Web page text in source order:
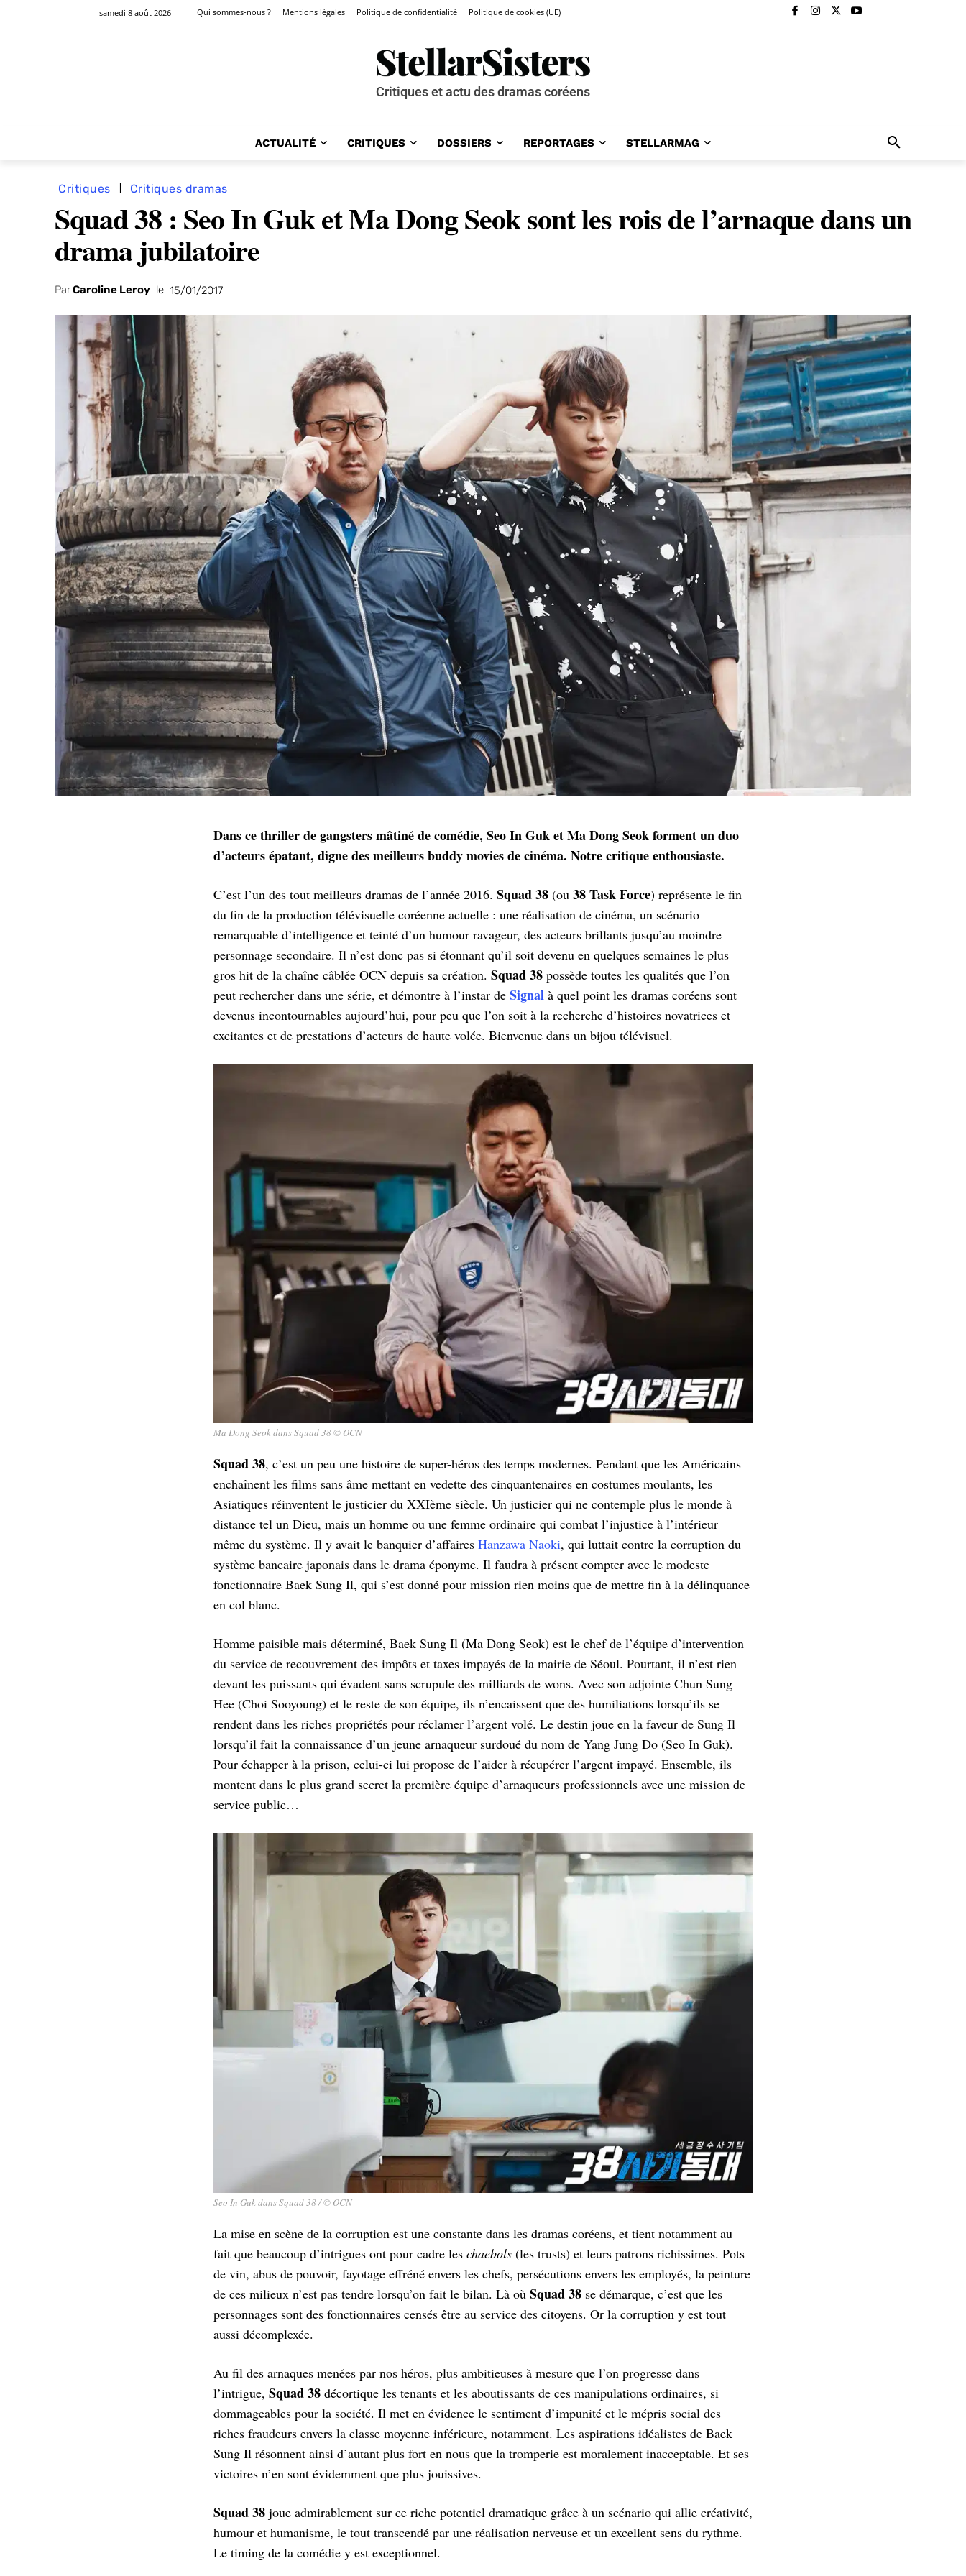
samedi 8 août 2026 Qui sommes-nous ? Mentions légales Politique de confidentialité Politique de cookies (UE)
Critiques et actu des dramas coréens
ACTUALITÉ CRITIQUES DOSSIERS REPORTAGES STELLARMAG
Critiques Critiques dramas
Squad 38 : Seo In Guk et Ma Dong Seok sont les rois de l’arnaque dans un
drama jubilatoire
ParCaroline Leroy le 15/01/2017
Dans ce thriller de gangsters mâtiné de comédie, Seo In Guk et Ma Dong Seok forment un duo
d’acteurs épatant, digne des meilleurs buddy movies de cinéma. Notre critique enthousiaste.
C’est l’un des tout meilleurs dramas de l’année 2016. Squad 38 (ou 38 Task Force) représente le fin
du fin de la production télévisuelle coréenne actuelle : une réalisation de cinéma, un scénario
remarquable d’intelligence et teinté d’un humour ravageur, des acteurs brillants jusqu’au moindre
personnage secondaire. Il n’est donc pas si étonnant qu’il soit devenu en quelques semaines le plus
gros hit de la chaîne câblée OCN depuis sa création. Squad 38 possède toutes les qualités que l’on
peut rechercher dans une série, et démontre à l’instar de Signal à quel point les dramas coréens sont
devenus incontournables aujourd’hui, pour peu que l’on soit à la recherche d’histoires novatrices et
excitantes et de prestations d’acteurs de haute volée. Bienvenue dans un bijou télévisuel.
Ma Dong Seok dans Squad 38 © OCN
Squad 38, c’est un peu une histoire de super-héros des temps modernes. Pendant que les Américains
enchaînent les films sans âme mettant en vedette des cinquantenaires en costumes moulants, les
Asiatiques réinventent le justicier du XXIème siècle. Un justicier qui ne contemple plus le monde à
distance tel un Dieu, mais un homme ou une femme ordinaire qui combat l’injustice à l’intérieur
même du système. Il y avait le banquier d’affaires Hanzawa Naoki, qui luttait contre la corruption du
système bancaire japonais dans le drama éponyme. Il faudra à présent compter avec le modeste
fonctionnaire Baek Sung Il, qui s’est donné pour mission rien moins que de mettre fin à la délinquance
en col blanc.
Homme paisible mais déterminé, Baek Sung Il (Ma Dong Seok) est le chef de l’équipe d’intervention
du service de recouvrement des impôts et taxes impayés de la mairie de Séoul. Pourtant, il n’est rien
devant les puissants qui évadent sans scrupule des milliards de wons. Avec son adjointe Chun Sung
Hee (Choi Sooyoung) et le reste de son équipe, ils n’encaissent que des humiliations lorsqu’ils se
rendent dans les riches propriétés pour réclamer l’argent volé. Le destin joue en la faveur de Sung Il
lorsqu’il fait la connaissance d’un jeune arnaqueur surdoué du nom de Yang Jung Do (Seo In Guk).
Pour échapper à la prison, celui-ci lui propose de l’aider à récupérer l’argent impayé. Ensemble, ils
montent dans le plus grand secret la première équipe d’arnaqueurs professionnels avec une mission de
service public…
Seo In Guk dans Squad 38 / © OCN
La mise en scène de la corruption est une constante dans les dramas coréens, et tient notamment au
fait que beaucoup d’intrigues ont pour cadre les chaebols (les trusts) et leurs patrons richissimes. Pots
de vin, abus de pouvoir, fayotage effréné envers les chefs, persécutions envers les employés, la peinture
de ces milieux n’est pas tendre lorsqu’on fait le bilan. Là où Squad 38 se démarque, c’est que les
personnages sont des fonctionnaires censés être au service des citoyens. Or la corruption y est tout
aussi décomplexée.
Au fil des arnaques menées par nos héros, plus ambitieuses à mesure que l’on progresse dans
l’intrigue, Squad 38 décortique les tenants et les aboutissants de ces manipulations ordinaires, si
dommageables pour la société. Il met en évidence le sentiment d’impunité et le mépris social des
riches fraudeurs envers la classe moyenne inférieure, notamment. Les aspirations idéalistes de Baek
Sung Il résonnent ainsi d’autant plus fort en nous que la tromperie est moralement inacceptable. Et ses
victoires n’en sont évidemment que plus jouissives.
Squad 38 joue admirablement sur ce riche potentiel dramatique grâce à un scénario qui allie créativité,
humour et humanisme, le tout transcendé par une réalisation nerveuse et un excellent sens du rythme.
Le timing de la comédie y est exceptionnel.